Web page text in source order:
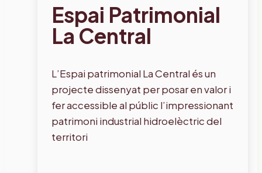
Espai Patrimonial
La Central
L’Espai patrimonial La Central és un
projecte dissenyat per posar en valor i
fer accessible al públic l’impressionant
patrimoni industrial hidroelèctric del
territori